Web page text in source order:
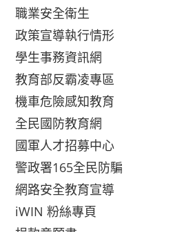
職業安全衛生
政策宣導執行情形
學生事務資訊網
教育部反霸凌專區
機車危險感知教育
全民國防教育網
國軍人才招募中心
警政署165全民防騙
網路安全教育宣導
iWIN 粉絲專頁